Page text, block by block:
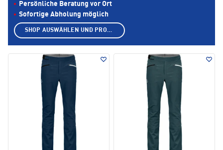
Persönliche Beratung vor Ort
Sofortige Abholung möglich
SHOP AUSWÄHLEN UND PRODUKTE ANZEIGEN